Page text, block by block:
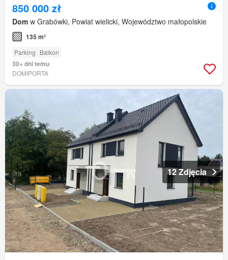
850 000 zł
Dom w Grabówki, Powiat wielicki, Województwo małopolskie
135 m²
Parking Balkon
30+ dni temu
DOMIPORTA
12 Zdjęcia